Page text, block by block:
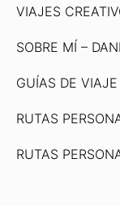
VIAJES
SOBRE MÍ –
GUÍAS DE VIAJE
RUTAS
RUTAS